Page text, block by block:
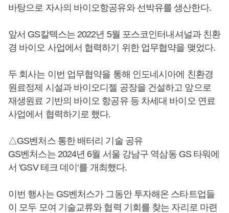
바탕으로 자사의 바이오항공유와 선박유를 생산한다.
앞서 GS칼텍스는 2022년 5월 포스코인터내셔널과 친환
경 바이오 사업에서 협력하기 위한 업무협약을 맺었다.
두 회사는 이번 업무협약을 통해 인도네시아에 친환경
원료정제 시설과 바이오디젤 공장을 건설하고 앞으로
재생원료 기반의 바이오 항공유 등 차세대 바이오 연료
사업에서 협력하기로 했다.
△GS벤처스 통한 배터리 기술 공유
GS벤처스는 2024년 6월 서울 강남구 역삼동 GS 타워에
서 'GSV 테크 데이‘를 개최했다.
이번 행사는 GS벤처스가 그동안 투자해온 스타트업들
이 모두 모여 기술교류와 협력 기회를 찾는 자리로 마련